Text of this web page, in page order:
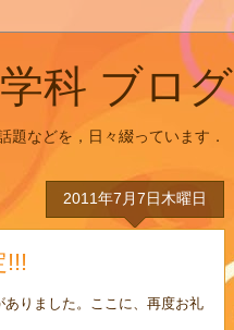
科 ブログ
などを，日々綴っています．
2011年7月7日木曜日
ありました。ここに、再度お礼